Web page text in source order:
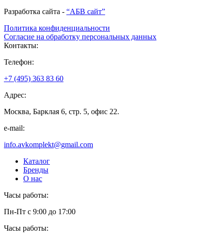
Разработка сайта - “АБВ сайт”
Политика конфиденциальности
Согласие на обработку персональных данных
Контакты:
Телефон:
+7 (495) 363 83 60
Адрес:
Москва, Барклая 6, стр. 5, офис 22.
e-mail:
info.avkomplekt@gmail.com
Каталог
Бренды
О нас
Часы работы:
Пн-Пт с 9:00 до 17:00
Часы работы: